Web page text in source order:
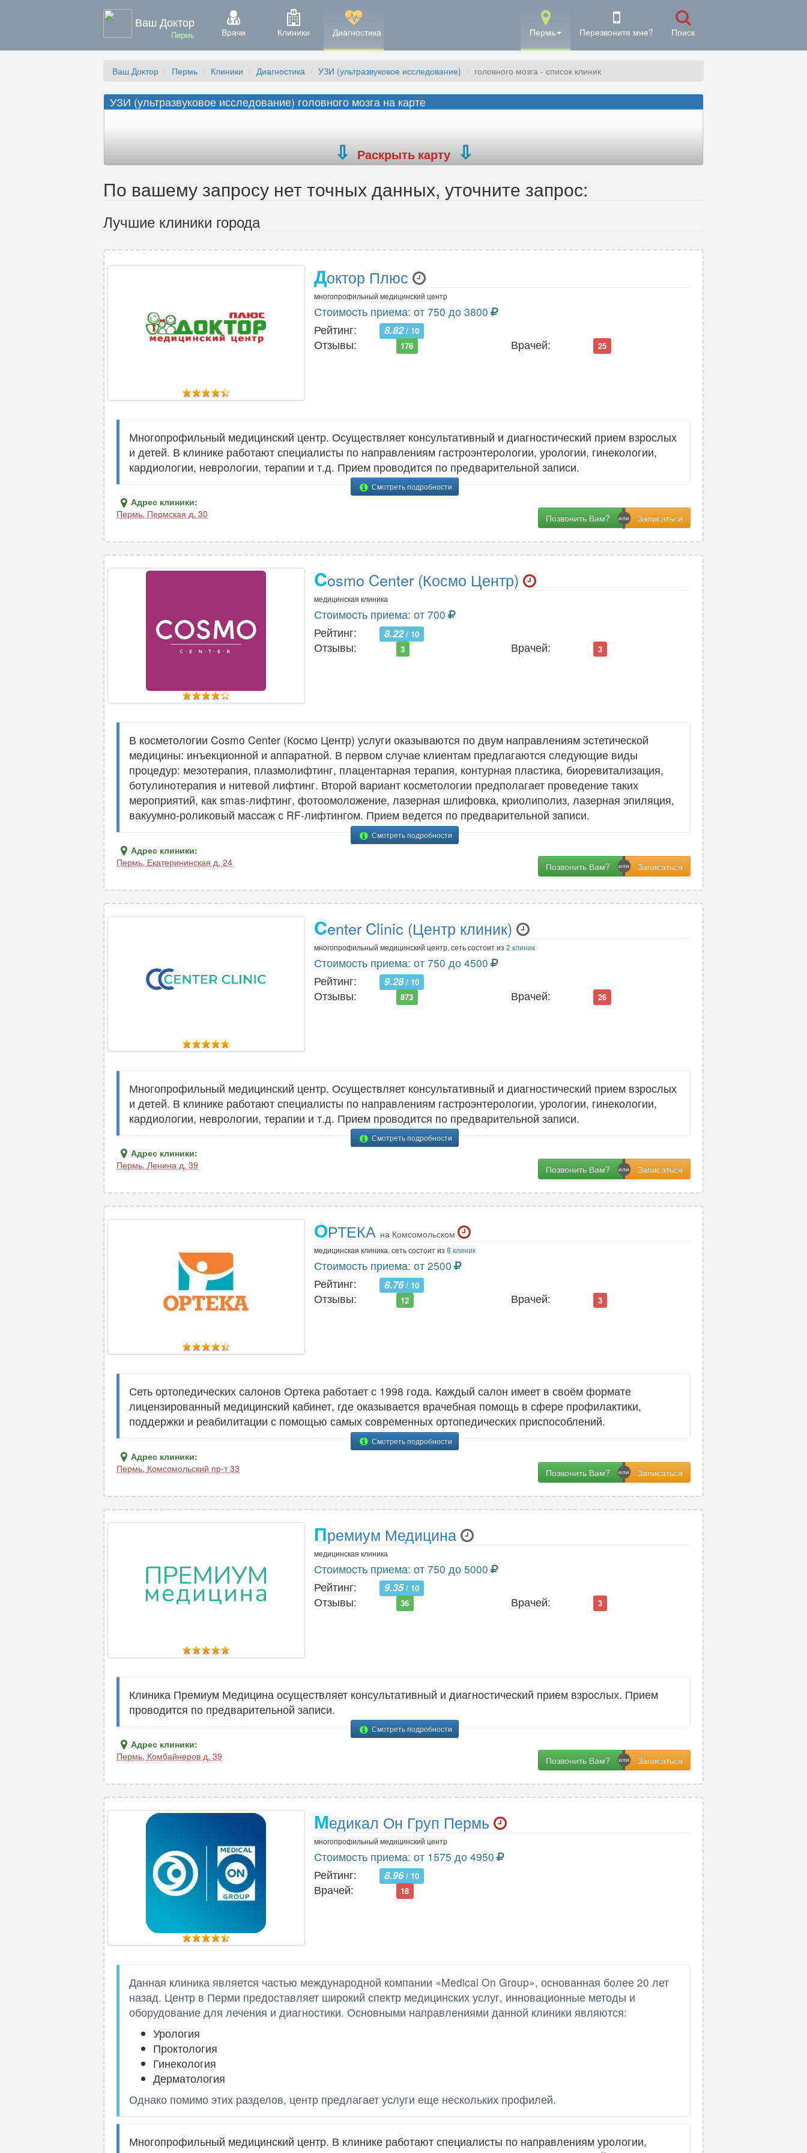
Ваш Доктор
Пермь Врачи Клиники Диагностика Пермь Перезвоните мне? Поиск
Ваш Доктор Пермь Клиники Диагностика УЗИ (ультразвуковое исследование) головного мозга - список клиник
УЗИ (ультразвуковое исследование) головного мозга на карте
Раскрыть карту
По вашему запросу нет точных данных, уточните запрос:
Лучшие клиники города
Доктор Плюс
многопрофильный медицинский центр
Стоимость приема: от 750 до 3800
Рейтинг:
8.82/ 10
Отзывы: 176 Врачей: 25
Многопрофильный медицинский центр. Осуществляет консультативный и диагностический прием взрослых
и детей. В клинике работают специалисты по направлениям гастроэнтерологии, урологии, гинекологии,
кардиологии, неврологии, терапии и т.д. Прием проводится по предварительной записи.
Смотреть подробности
Адрес клиники:
Пермь, Пермская д. 30 Позвонить Вам?
Cosmo Center (Космо Центр)
медицинская клиника
Стоимость приема: от 700
Рейтинг:
8.22/ 10
Отзывы: 3 Врачей: 3
В косметологии Cosmo Center (Космо Центр) услуги оказываются по двум направлениям эстетической
медицины: инъекционной и аппаратной. В первом случае клиентам предлагаются следующие виды
процедур: мезотерапия, плазмолифтинг, плацентарная терапия, контурная пластика, биоревитализация,
ботулинотерапия и нитевой лифтинг. Второй вариант косметологии предполагает проведение таких
мероприятий, как smas-лифтинг, фотоомоложение, лазерная шлифовка, криолиполиз, лазерная эпиляция,
вакуумно-роликовый массаж с RF-лифтингом. Прием ведется по предварительной записи.
Смотреть подробности
Адрес клиники:
Пермь, Екатерининская д. 24 Позвонить Вам?
Center Clinic (Центр клиник)
многопрофильный медицинский центр, сеть состоит из 2 клиник
Стоимость приема: от 750 до 4500
Рейтинг:
9.28/ 10
Отзывы: 873 Врачей: 26
Многопрофильный медицинский центр. Осуществляет консультативный и диагностический прием взрослых
и детей. В клинике работают специалисты по направлениям гастроэнтерологии, урологии, гинекологии,
кардиологии, неврологии, терапии и т.д. Прием проводится по предварительной записи.
Смотреть подробности
Адрес клиники:
Пермь, Ленина д. 39 Позвонить Вам?
ОРТЕКА на Комсомольском
медицинская клиника, сеть состоит из 8 клиник
Стоимость приема: от 2500
Рейтинг:
8.76/ 10
Отзывы: 12 Врачей: 3
Сеть ортопедических салонов Ортека работает с 1998 года. Каждый салон имеет в своём формате
лицензированный медицинский кабинет, где оказывается врачебная помощь в сфере профилактики,
поддержки и реабилитации с помощью самых современных ортопедических приспособлений.
Смотреть подробности
Адрес клиники:
Пермь, Комсомольский пр-т 33 Позвонить Вам?
Премиум Медицина
медицинская клиника
Стоимость приема: от 750 до 5000
Рейтинг:
9.35/ 10
Отзывы: 36 Врачей: 3
Клиника Премиум Медицина осуществляет консультативный и диагностический прием взрослых. Прием
проводится по предварительной записи.
Смотреть подробности
Адрес клиники:
Пермь, Комбайнеров д. 39 Позвонить Вам?
Медикал Он Груп Пермь
многопрофильный медицинский центр
Стоимость приема: от 1575 до 4950
Рейтинг:
8.96/ 10
Врачей: 18
Данная клиника является частью международной компании «Medical On Group», основанная более 20 лет
назад. Центр в Перми предоставляет широкий спектр медицинских услуг, инновационные методы и
оборудование для лечения и диагностики. Основными направлениями данной клиники являются:
Урология
Проктология
Гинекология
Дерматология
Однако помимо этих разделов, центр предлагает услуги еще нескольких профилей.
Многопрофильный медицинский центр. В клинике работают специалисты по направлениям урологии,